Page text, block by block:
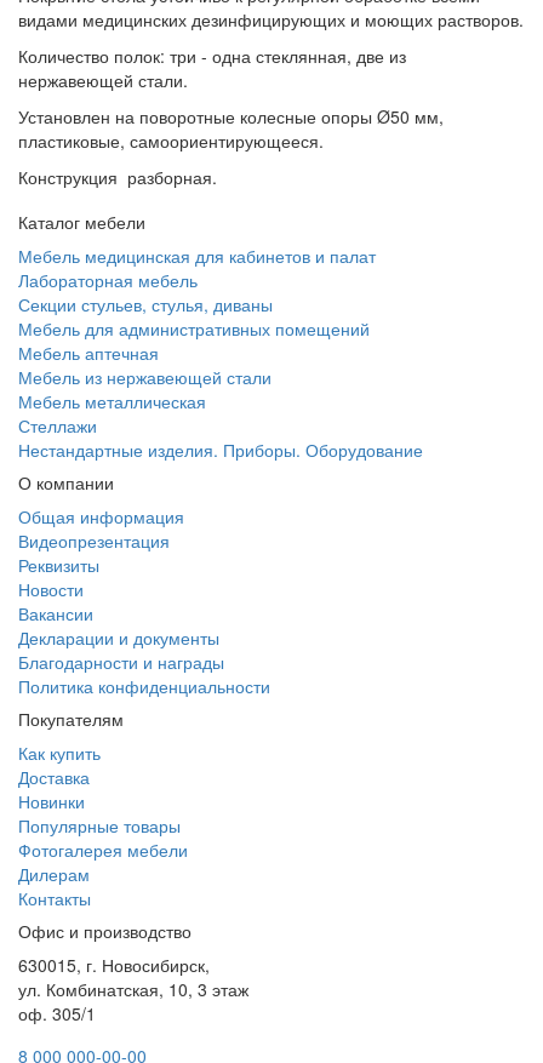
видами медицинских дезинфицирующих и моющих растворов.
Количество полок: три - одна стеклянная, две из
нержавеющей стали.
Установлен на поворотные колесные опоры Ø50 мм,
пластиковые, самоориентирующееся.
Конструкция разборная.
Каталог мебели
Мебель медицинская для кабинетов и палат
Лабораторная мебель
Секции стульев, стулья, диваны
Мебель для административных помещений
Мебель аптечная
Мебель из нержавеющей стали
Мебель металлическая
Стеллажи
Нестандартные изделия. Приборы. Оборудование
О компании
Общая информация
Видеопрезентация
Реквизиты
Новости
Вакансии
Декларации и документы
Благодарности и награды
Политика конфиденциальности
Покупателям
Как купить
Доставка
Новинки
Популярные товары
Фотогалерея мебели
Дилерам
Контакты
Офис и производство
630015, г. Новосибирск,
ул. Комбинатская, 10, 3 этаж
оф. 305/1
8 000 000-00-00